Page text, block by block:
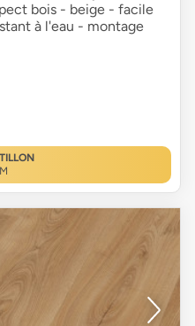
bois - beige - facile
à l'eau - montage